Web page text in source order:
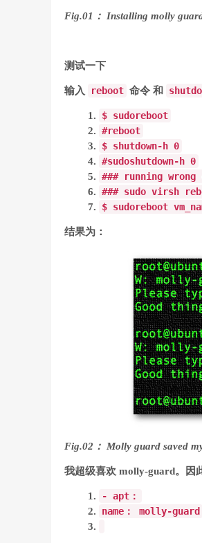
Fig.01： Installing molly
测试一下
输入 reboot 命令 和
$ sudoreboot
#reboot
$ shutdown- h 0
#sudoshutdown- h 0
### running
### sudo virsh
$ sudoreboot
结果为：
Fig.02： Molly guard saved
我超级喜欢 molly-guard。因
- apt ：
name ： molly-guard